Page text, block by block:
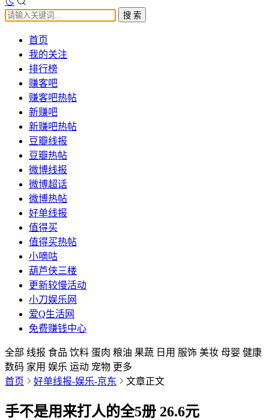
搜 索
首页
我的关注
排行榜
赚客吧
赚客吧热帖
新赚吧
新赚吧热帖
豆瓣线报
豆瓣热帖
微博线报
微博超话
微博热帖
好单线报
值得买
值得买热帖
小嘀咕
葫芦侠三楼
更新较慢活动
小刀娱乐网
爱Q生活网
免费赚钱中心
全部 线报 食品 饮料 蛋肉 粮油 果蔬 日用 服饰 美妆 母婴 健康
数码 家用 娱乐 运动 宠物 更多
首页
好单线报-娱乐-京东 文章正文
手不是用来打人的全5册 26.6元